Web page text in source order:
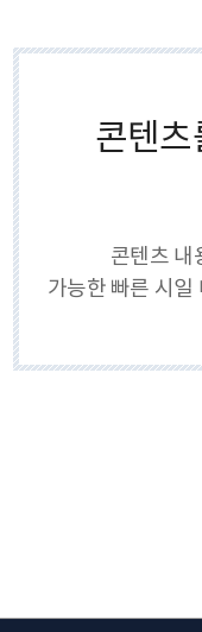
콘텐츠
콘텐츠 내
가능한 빠른 시일